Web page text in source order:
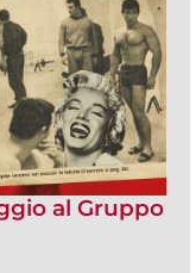
al Gruppo